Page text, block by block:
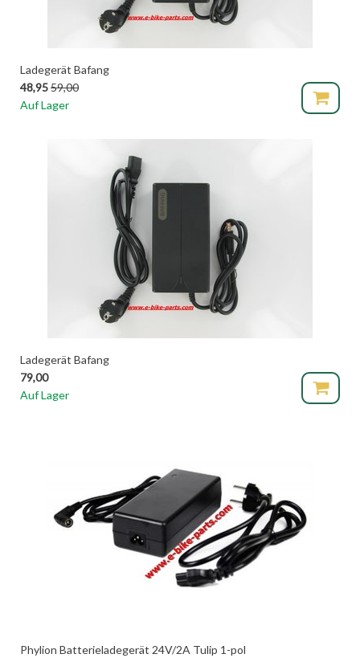
Ladegerät Bafang
48,9559,00
Auf Lager
Ladegerät Bafang
79,00
Auf Lager
Phylion Batterieladegerät 24V/2A Tulip 1-pol